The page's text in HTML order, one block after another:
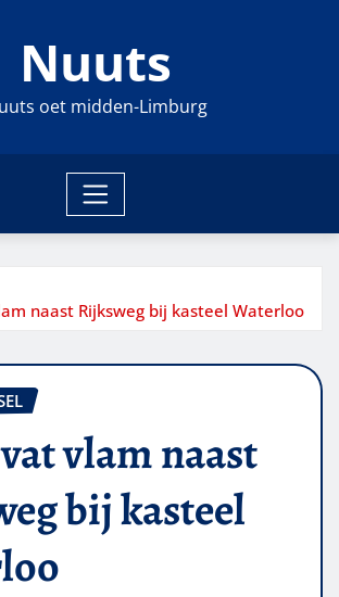
Nuuts
oet midden-Limburg
naast Rijksweg bij kasteel Waterloo
vlam naast
bij kasteel